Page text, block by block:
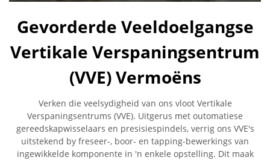
Gevorderde Veeldoelgangse
Vertikale Verspaningsentrum
(VVE) Vermoëns
Verken die veelsydigheid van ons vloot Vertikale
Verspaningsentrums (VVE). Uitgerus met outomatiese
gereedskapwisselaars en presisiespindels, verrig ons VVE's
uitstekend by freseer-, boor- en tapping-bewerkings van
ingewikkelde komponente in 'n enkele opstelling. Dit maak